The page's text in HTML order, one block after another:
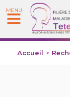
MENU
Accueil >